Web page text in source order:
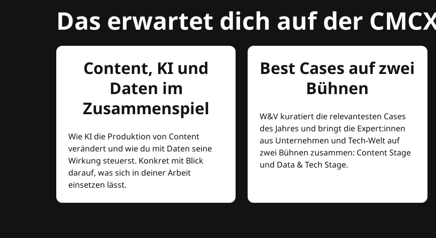
Das erwartet dich auf der
Content, KI und
Daten im
Zusammenspiel
Wie KI die Produktion von Content
verändert und wie du mit Daten seine
Wirkung steuerst. Konkret mit Blick
darauf, was sich in deiner Arbeit
einsetzen lässt.
Best Cases auf zwei
Bühnen
W&V kuratiert die relevantesten Cases
des Jahres und bringt die Expert:innen
aus Unternehmen und Tech-Welt auf
zwei Bühnen zusammen: Content Stage
und Data & Tech Stage.